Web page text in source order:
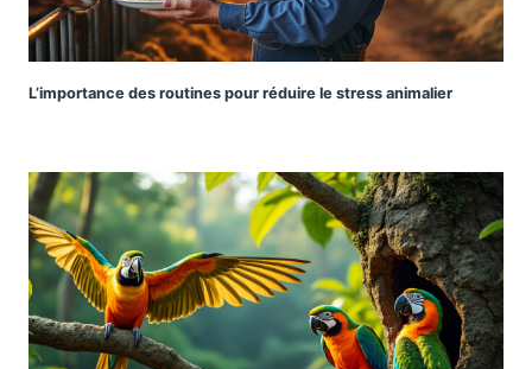
L’importance des routines pour réduire le stress animalier